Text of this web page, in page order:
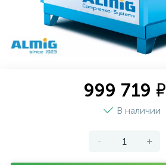
999 719 ₽
В наличии
- +